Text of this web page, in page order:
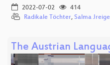
2022-07-02
414
Radikale Töchter, Salma Jreige
The Austrian